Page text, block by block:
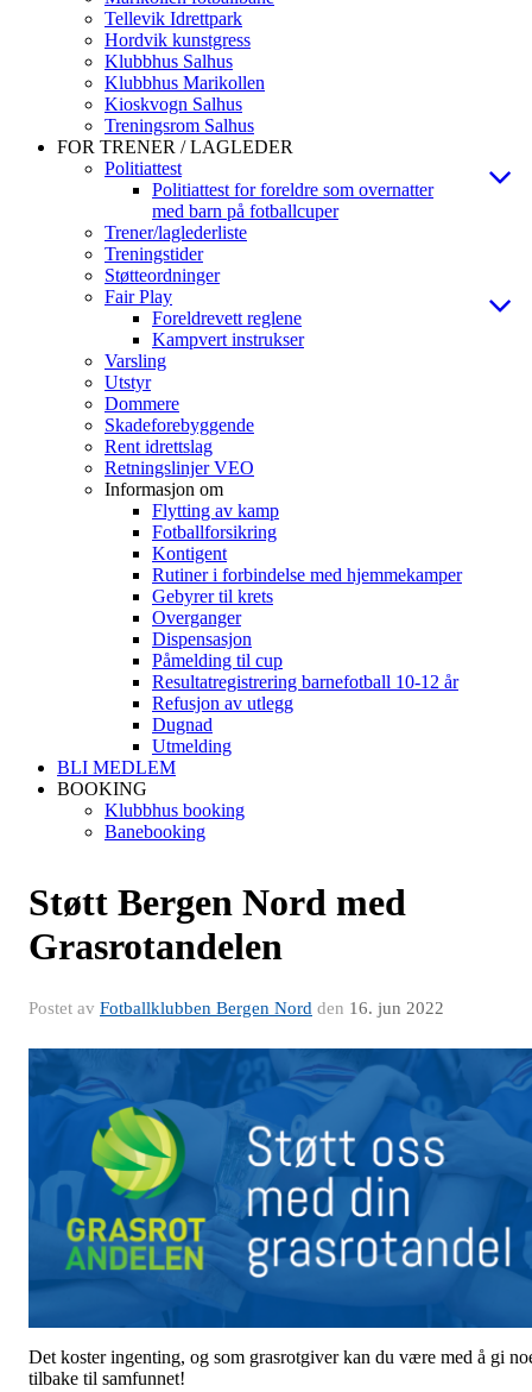
Tellevik Idrettpark
Hordvik kunstgress
Klubbhus Salhus
Klubbhus Marikollen
Kioskvogn Salhus
Treningsrom Salhus
FOR TRENER / LAGLEDER
Politiattest
Politiattest for foreldre som overnatter
med barn på fotballcuper
Trener/laglederliste
Treningstider
Støtteordninger
Fair Play
Foreldrevett reglene
Kampvert instrukser
Varsling
Utstyr
Dommere
Skadeforebyggende
Rent idrettslag
Retningslinjer VEO
Informasjon om
Flytting av kamp
Fotballforsikring
Kontigent
Rutiner i forbindelse med hjemmekamper
Gebyrer til krets
Overganger
Dispensasjon
Påmelding til cup
Resultatregistrering barnefotball 10-12 år
Refusjon av utlegg
Dugnad
Utmelding
BLI MEDLEM
BOOKING
Klubbhus booking
Banebooking
Støtt Bergen Nord med
Grasrotandelen
Postet av Fotballklubben Bergen Nord den 16. jun 2022
Det koster ingenting, og som grasrotgiver kan du være med å gi
tilbake til samfunnet!